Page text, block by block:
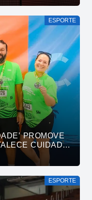
ESPORTE
PROMOVE
CUIDADO
DA CORRIDA
ESPORTE